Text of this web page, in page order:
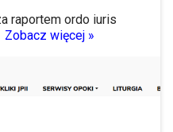
raportem ordo iuris
Zobacz więcej »